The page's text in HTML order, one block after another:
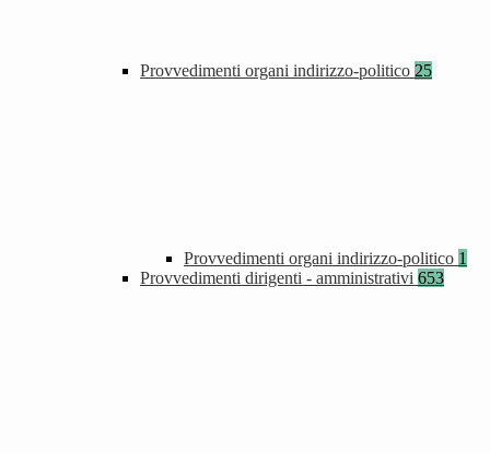
Provvedimenti organi indirizzo-politico 25
Provvedimenti organi indirizzo-politico 1
Provvedimenti dirigenti - amministrativi 653